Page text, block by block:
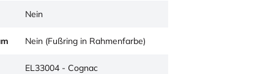
Nein
Nein (Fußring in Rahmenfarbe)
EL33004 - Cognac